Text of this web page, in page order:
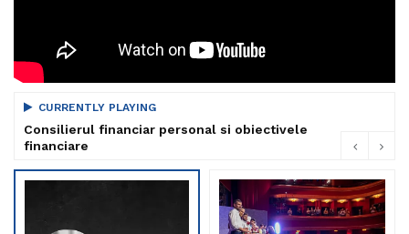
CURRENTLY PLAYING
Consilierul financiar personal si obiectivele
financiare